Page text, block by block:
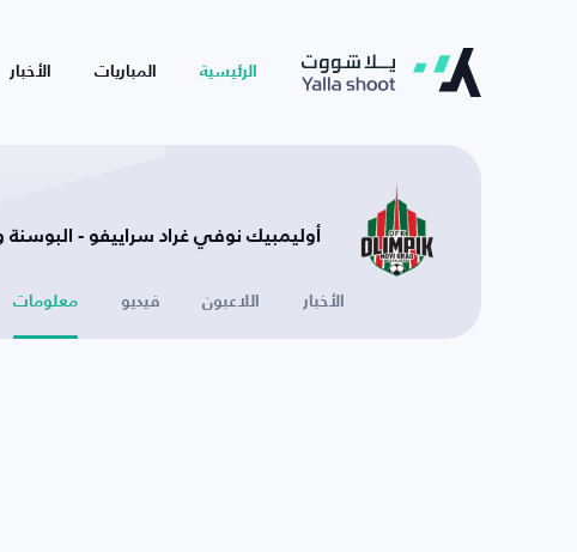
الرئيسية المباريات الأخبار
أوليمبيك نوفي غراد سراييفو -
الأخبار اللاعبون فيديو معلومات